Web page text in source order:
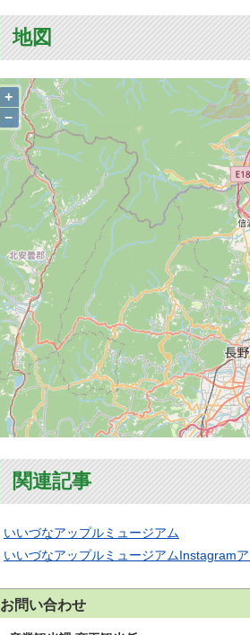
地図
+
−
関連記事
いいづなアップルミュージアム
いいづなアップルミュージアムInstagram
お問い合わせ